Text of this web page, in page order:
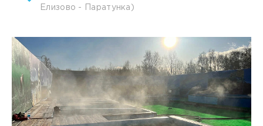
Елизово - Паратунка)